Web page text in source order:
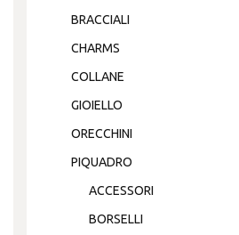
BRACCIALI
CHARMS
COLLANE
GIOIELLO
ORECCHINI
PIQUADRO
ACCESSORI
BORSELLI